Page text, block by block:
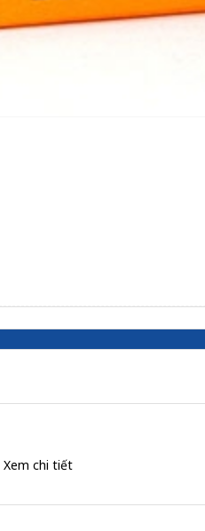
Xem chi tiết